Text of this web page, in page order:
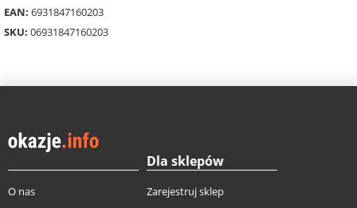
EAN: 6931847160203
SKU: 06931847160203
O nas
Dla sklepów
Zarejestruj sklep